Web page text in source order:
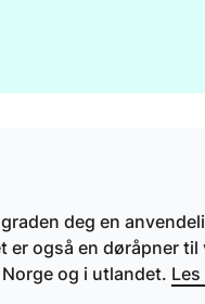
deg en
er også en døråpner til
og i utlandet.